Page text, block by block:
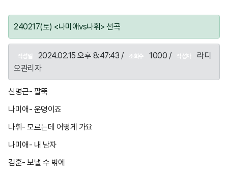
240217(토) <나미애vs나휘> 선곡
작성일 2024.02.15 오후 8:47:43 / 조회수 1000 / 작성자
라디
오관리자
신명근- 팔뚝
나미애- 운명이죠
나휘- 모르는데 어떻게 가요
나미애- 내 남자
김훈- 보낼 수 밖에